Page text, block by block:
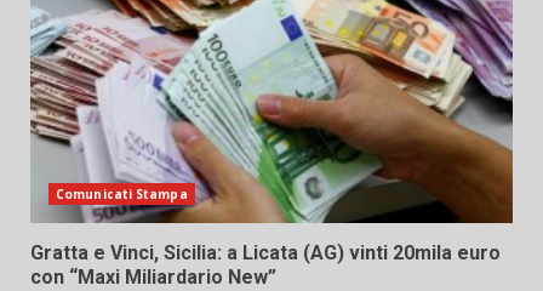
Comunicati Stampa
Gratta e Vinci, Sicilia: a Licata (AG) vinti 20mila euro
con “Maxi Miliardario New”